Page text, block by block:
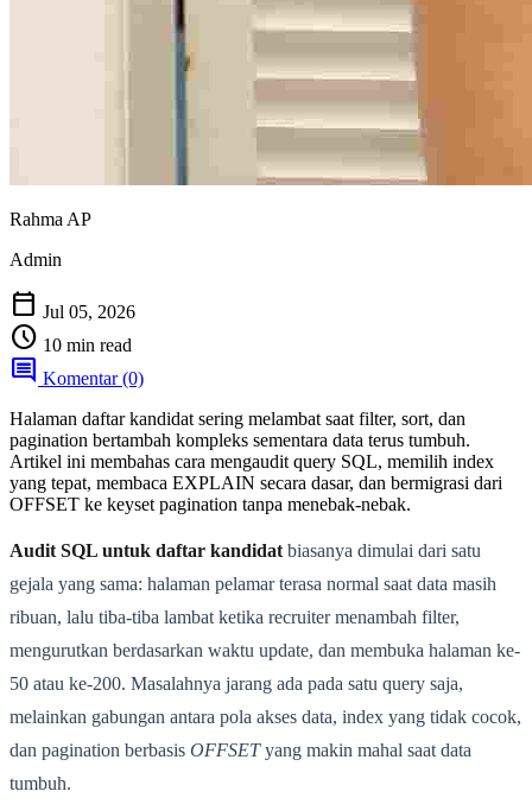
Rahma AP
Admin
calendar_today Jul 05, 2026
schedule 10 min read
comment Komentar (0)
Halaman daftar kandidat sering melambat saat filter, sort, dan
pagination bertambah kompleks sementara data terus tumbuh.
Artikel ini membahas cara mengaudit query SQL, memilih index
yang tepat, membaca EXPLAIN secara dasar, dan bermigrasi dari
OFFSET ke keyset pagination tanpa menebak-nebak.
Audit SQL untuk daftar kandidat biasanya dimulai dari satu
gejala yang sama: halaman pelamar terasa normal saat data masih
ribuan, lalu tiba-tiba lambat ketika recruiter menambah filter,
mengurutkan berdasarkan waktu update, dan membuka halaman ke-
50 atau ke-200. Masalahnya jarang ada pada satu query saja,
melainkan gabungan antara pola akses data, index yang tidak cocok,
dan pagination berbasis OFFSETyang makin mahal saat data
tumbuh.